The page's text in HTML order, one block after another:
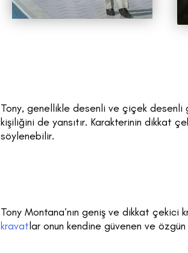
Tony, genellikle desenli ve çiçek desenli
kişiliğini de yansıtır. Karakterinin dikkat
söylenebilir.
Tony Montana’nın geniş ve dikkat çekici
kravatlar onun kendine güvenen ve